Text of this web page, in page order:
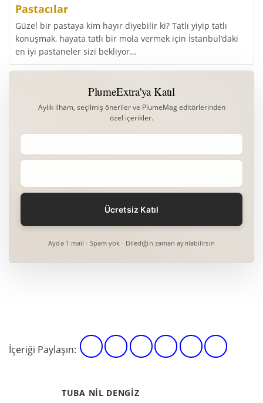
Pastacılar
Güzel bir pastaya kim hayır diyebilir ki? Tatlı yiyip tatlı
konuşmak, hayata tatlı bir mola vermek için İstanbul’daki
en iyi pastaneler sizi bekliyor…
PlumeExtra'ya Katıl
Aylık ilham, seçilmiş öneriler ve PlumeMag editörlerinden
özel içerikler.
Ayda 1 mail · Spam yok · Dilediğin zaman ayrılabilirsin
İçeriği Paylaşın:
TUBA NIL DENGIZ